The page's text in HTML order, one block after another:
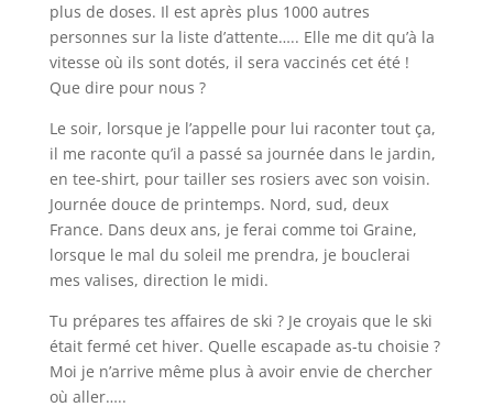
plus de doses. Il est après plus 1000 autres
personnes sur la liste d’attente….. Elle me dit qu’à la
vitesse où ils sont dotés, il sera vaccinés cet été !
Que dire pour nous ?
Le soir, lorsque je l’appelle pour lui raconter tout ça,
il me raconte qu’il a passé sa journée dans le jardin,
en tee-shirt, pour tailler ses rosiers avec son voisin.
Journée douce de printemps. Nord, sud, deux
France. Dans deux ans, je ferai comme toi Graine,
lorsque le mal du soleil me prendra, je bouclerai
mes valises, direction le midi.
Tu prépares tes affaires de ski ? Je croyais que le ski
était fermé cet hiver. Quelle escapade as-tu choisie ?
Moi je n’arrive même plus à avoir envie de chercher
où aller…..